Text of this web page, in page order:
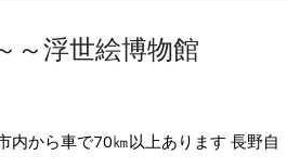
～浮世絵博物館
内から車で70㎞以上あります 長野自